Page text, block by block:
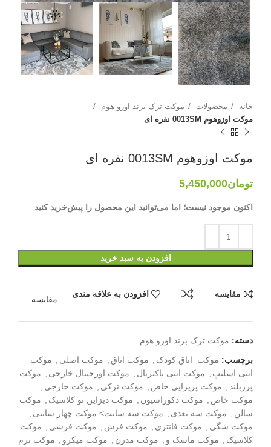
خانه محصولات
موکت ترک برند اوزو هوم
موکت اوزوهوم 0013SM نقره ای
موکت اوزوهوم 0013SM نقره ای
تومان5,450,000
اکنون موجود نیست؛ اما می‌توانید این محصول را پیش‌خرید کنید
افزودن به سبد خرید
مقایسه افزودن به علاقه مندی
مقایسه
دسته: موکت ترک برند اوزو هوم
برچسب: موکت اتاق کودک , موکت اتاق, موکت اصلی , موکت
انتی اسلیپ , موکت انتی باکتریال , موکت اورجینال خارجی , موکت
پرزبلند , موکت پزیرایی خاص , موکت ترکی , موکت خارجی ,
موکت خاص , موکت دکوراسیون , موکت دیزاین نو کلاسیک , موکت
سالن , موکت سه بعدی , موکت سه سانت> موکت چهار سانتی ,
موکت شگی , موکت فانتزی , موکت فرش , موکت فرشی , موکت
کلاسیک , موکت ماسک و , موکت مدرن , موکت میکرو , موکت نرم